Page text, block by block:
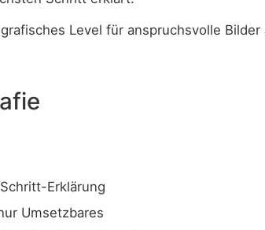
Level für anspruchsvolle Bilder
Erklärung
Umsetzbares